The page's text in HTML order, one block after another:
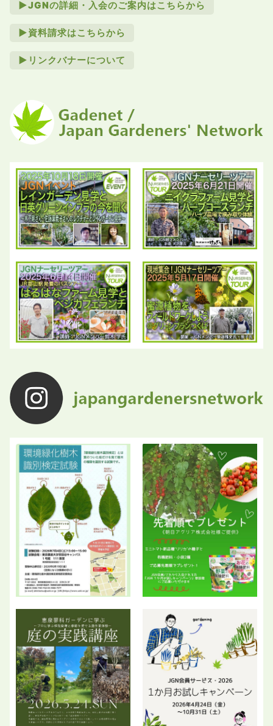
►JGNの詳細・入会のご案内はこちらから
►資料請求はこちらから
►リンクバナーについて